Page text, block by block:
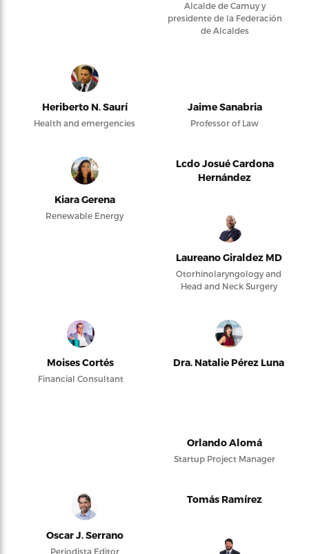
Alcalde de Camuy y
presidente de la Federación
de Alcaldes
Heriberto N. Saurí
Health and emergencies
Jaime Sanabria
Professor of Law
Kiara Gerena
Renewable Energy
Lcdo Josué Cardona
Hernández
Laureano Giraldez MD
Otorhinolaryngology and
Head and Neck Surgery
Moises Cortés
Financial Consultant
Dra. Natalie Pérez Luna
Orlando Alomá
Startup Project Manager
Oscar J. Serrano
Periodista Editor
Tomás Ramírez